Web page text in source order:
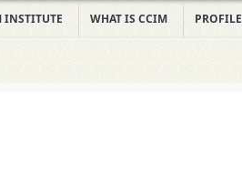
INSTITUTE WHAT IS CCIM PROFILE